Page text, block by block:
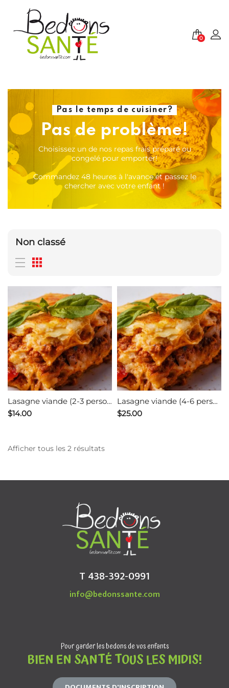
0
Pas le temps de cuisiner?
Pas de problème!
Choisissez un de nos repas frais préparé ou
congelé pour emporter!
Commandez 48 heures à l'avance et passez le
chercher avec votre enfant !
Non classé
Lasagne viande (2-3 personnes) environ 900 gr
$14.00
Lasagne viande (4-6 personnes) environ 2 kg
$25.00
Afficher tous les 2 résultats
T 438-392-0991
info@bedonssante.com
Pour garder les bedons de vos enfants
BIEN EN SANTÉ TOUS LES MIDIS!